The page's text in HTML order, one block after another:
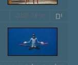
ים יוני 18, 2020